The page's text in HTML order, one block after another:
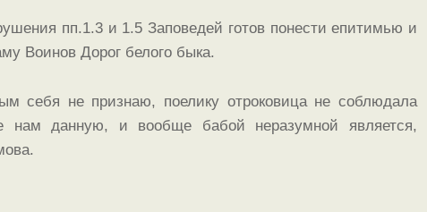
пп.1.3 и 1.5 Заповедей готов понести епитимью и
Воинов Дорог белого быка.
себя не признаю, поелику отроковица не соблюдала
нам данную, и вообще бабой неразумной является,